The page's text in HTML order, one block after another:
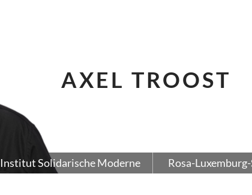
AXEL TROOST
Institut Solidarische Moderne Rosa-